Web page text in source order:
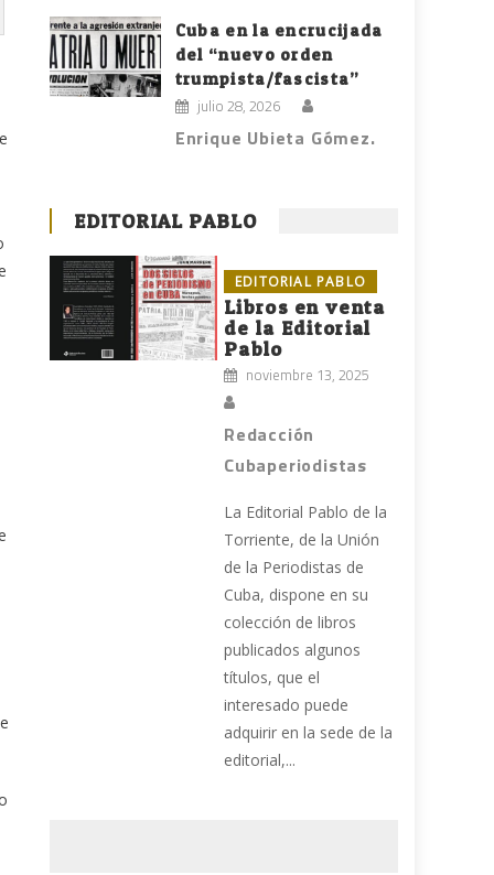
Cuba en la encrucijada
del “nuevo orden
trumpista/fascista”
julio 28, 2026
Enrique Ubieta Gómez.
EDITORIAL PABLO
EDITORIAL PABLO
Libros en venta
de la Editorial
Pablo
noviembre 13, 2025
Redacción
Cubaperiodistas
La Editorial Pablo de la
Torriente, de la Unión
de la Periodistas de
Cuba, dispone en su
colección de libros
publicados algunos
títulos, que el
interesado puede
adquirir en la sede de la
editorial,...